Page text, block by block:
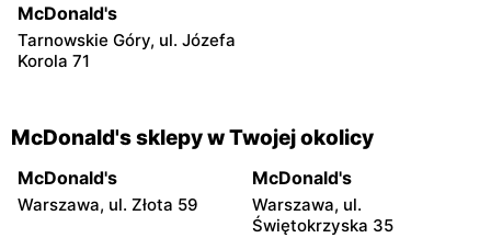
McDonald's
Tarnowskie Góry, ul. Józefa
Korola 71
McDonald's sklepy w Twojej okolicy
McDonald's
Warszawa, ul. Złota 59
McDonald's
Warszawa, ul.
Świętokrzyska 35